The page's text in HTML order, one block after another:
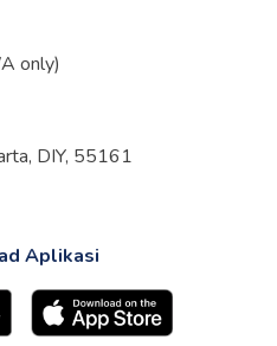
only)
DIY, 55161
Aplikasi